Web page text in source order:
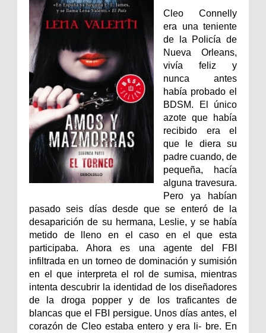
Cleo Connelly
era una teniente
de la Policía de
Nueva Orleans,
vivía feliz y
nunca antes
había probado el
BDSM. El único
azote que había
recibido era el
que le diera su
padre cuando, de
pequeña, hacía
alguna travesura.
Pero ya habían
pasado seis días desde que se enteró de la
desaparición de su hermana, Leslie, y se había
metido de lleno en el caso en el que esta
participaba. Ahora es una agente del FBI
infiltrada en un torneo de dominación y sumisión
en el que interpreta el rol de sumisa, mientras
intenta descubrir la identidad de los diseñadores
de la droga popper y de los traficantes de
blancas que el FBI persigue. Unos días antes, el
corazón de Cleo estaba entero y era li- bre. En